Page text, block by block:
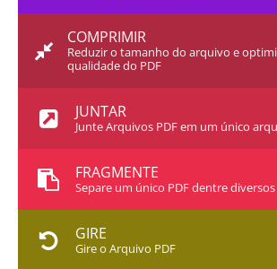
COMPRIMIR
Reduzir o tamanho do arquivo e
qualidade do PDF
JUNTAR
Junte Arquivos PDF em um único
FRAGMENTE
Separe um único PDF dentre
GIRE
Gire o Arquivo PDF